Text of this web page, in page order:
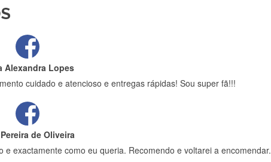
protegida para o transporte, muito obrigada , serviço 5 estrelas
Alexandra Lopes
cuidado e atencioso e entregas rápidas! Sou super fã!!!
de Oliveira
exactamente como eu queria. Recomendo e voltarei a encomendar.